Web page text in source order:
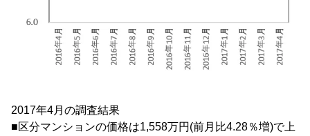
2017年4月の調査結果
■区分マンションの価格は1,558万円(前月比4.28％増)で上